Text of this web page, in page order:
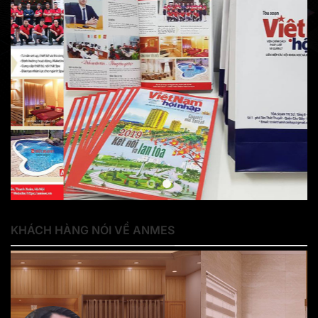
KHÁCH HÀNG NÓI VỀ ANMES